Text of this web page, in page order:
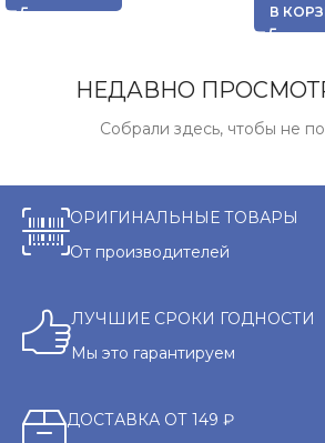
В
НЕДАВНО
Собрали здесь, чтобы не
ОРИГИНАЛЬНЫЕ ТОВАРЫ
От производителей
ЛУЧШИЕ СРОКИ ГОДНОСТИ
Мы это гарантируем
ДОСТАВКА ОТ 149 ₽